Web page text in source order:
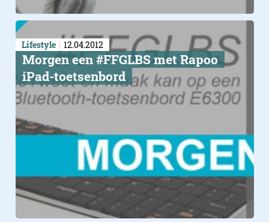
Lifestyle 12.04.2012
Morgen een #FFGLBS met Rapoo
iPad-toetsenbord